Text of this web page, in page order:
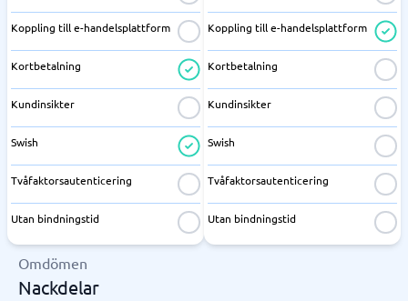
Koppling till e-handelsplattform
Kortbetalning
Kundinsikter
Swish
Tvåfaktorsautenticering
Utan bindningstid
Koppling till e-handelsplattform
Kortbetalning
Kundinsikter
Swish
Tvåfaktorsautenticering
Utan bindningstid
Omdömen
Nackdelar